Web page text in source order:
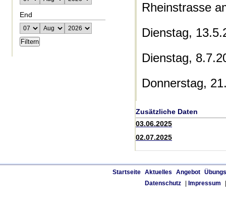
End
Rheinstrasse
Dienstag,
Dienstag,
Donnerstag,
Zusätzliche Daten
03.06.2025
02.07.2025
Startseite Aktuelles Angebot
Datenschutz
Impressum